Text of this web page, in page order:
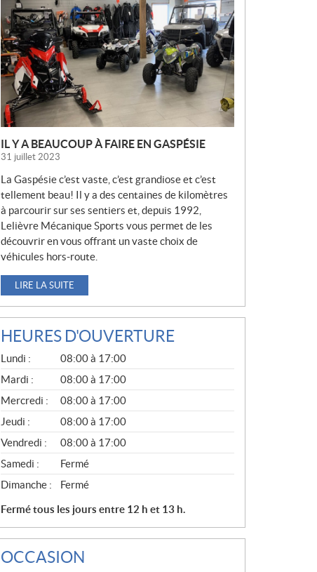
U
V
E
L
L
E
S
IL Y A BEAUCOUP À FAIRE EN GASPÉSIE
31 juillet 2023
La Gaspésie c’est vaste, c’est grandiose et c’est
tellement beau! Il y a des centaines de kilomètres
à parcourir sur ses sentiers et, depuis 1992,
Lelièvre Mécanique Sports vous permet de les
découvrir en vous offrant un vaste choix de
véhicules hors-route.
LIRE LA SUITE
HEURES D'OUVERTURE
G
É
N
É
R
A
L
Lundi :
08:00 à 17:00
Mardi :
08:00 à 17:00
Mercredi :
08:00 à 17:00
Jeudi :
08:00 à 17:00
Vendredi :
08:00 à 17:00
Samedi :
Fermé
Dimanche :
Fermé
Fermé tous les jours entre 12 h et 13 h.
OCCASION